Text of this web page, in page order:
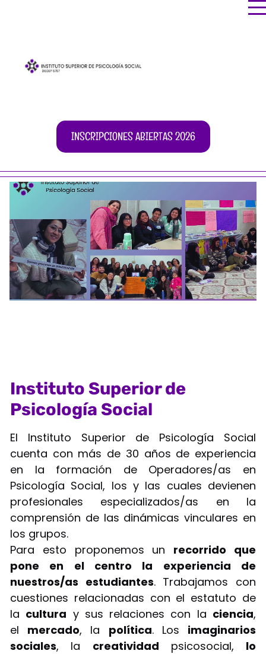
INSCRIPCIONES ABIERTAS 2026
Instituto Superior de
Psicología Social
El Instituto Superior de Psicología Social
cuenta con más de 30 años de experiencia
en la formación de Operadores/as en
Psicología Social, los y las cuales devienen
profesionales especializados/as en la
comprensión de las dinámicas vinculares en
los grupos.
Para esto proponemos un recorrido que
pone en el centro la experiencia de
nuestros/as estudiantes. Trabajamos con
cuestiones relacionadas con el estatuto de
la cultura y sus relaciones con la ciencia,
el mercado, la política. Los imaginarios
sociales, la creatividad psicosocial, lo